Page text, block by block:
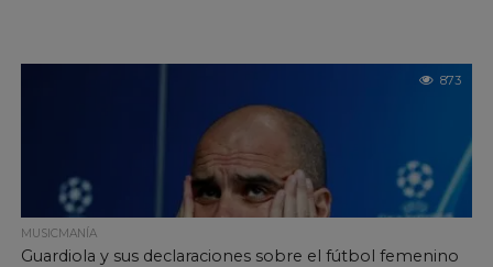
873
MUSICMANÍA
Guardiola y sus declaraciones sobre el fútbol femenino